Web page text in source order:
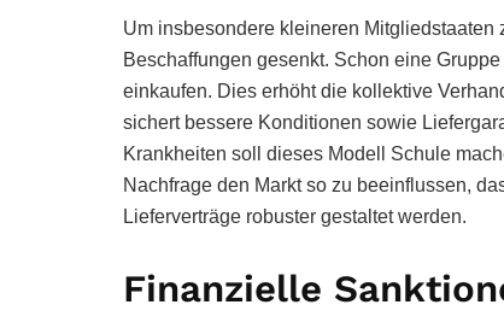
Um insbesondere kleineren
Beschaffungen gesenkt. Schon eine
einkaufen. Dies erhöht die kollektive
sichert bessere Konditionen sowie
Krankheiten soll dieses Modell Schule
Nachfrage den Markt so zu beeinflussen,
Lieferverträge robuster gestaltet werden.
Finanzielle